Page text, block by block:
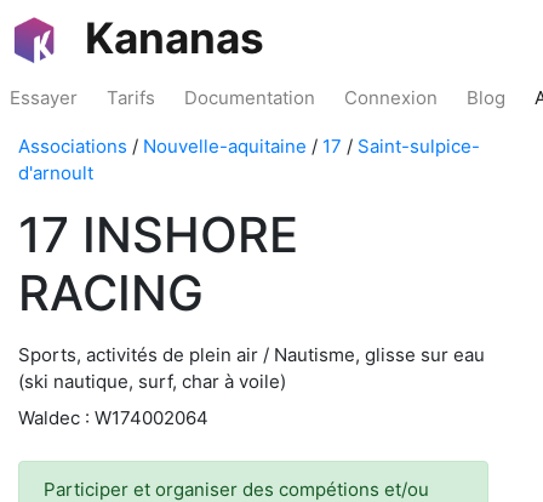
Kananas
Essayer Tarifs Documentation Connexion Blog
Associations / Nouvelle-aquitaine / 17 / Saint-sulpice-
d'arnoult
17 INSHORE
RACING
Sports, activités de plein air / Nautisme, glisse sur eau
(ski nautique, surf, char à voile)
Waldec : W174002064
Participer et organiser des compétions et/ou